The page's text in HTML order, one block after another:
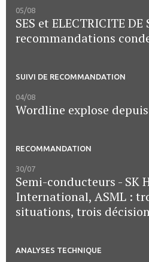
05/08
SES et ELECTRICITE DE
recommandations
SUIVI DE RECOMMANDATION
04/08
Wordline explose
RECOMMANDATION
30/07
Semi-conducteurs - SK
International, ASML :
situations, trois
ANALYSES TECHNIQUE